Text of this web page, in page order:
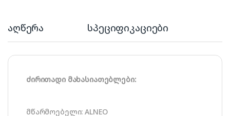
აღწერა სპეციფიკაციები
ძირითადი მახასიათებლები:
მწარმოებელი: ALNEO